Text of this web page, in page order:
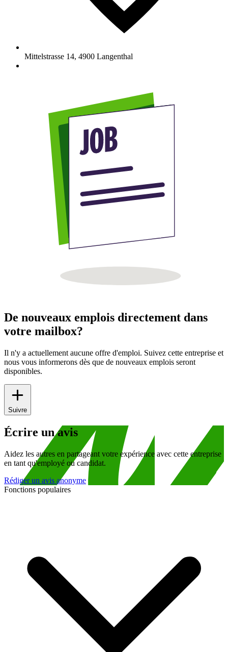
Mittelstrasse 14, 4900 Langenthal
De nouveaux emplois directement dans
votre mailbox?
Il n'y a actuellement aucune offre d'emploi. Suivez cette entreprise et
nous vous informerons dès que de nouveaux emplois seront
disponibles.
Suivre
Écrire un avis
Aidez les autres en partageant votre expérience avec cette entreprise
en tant qu'employé ou candidat.
Rédiger un avis anonyme
Fonctions populaires